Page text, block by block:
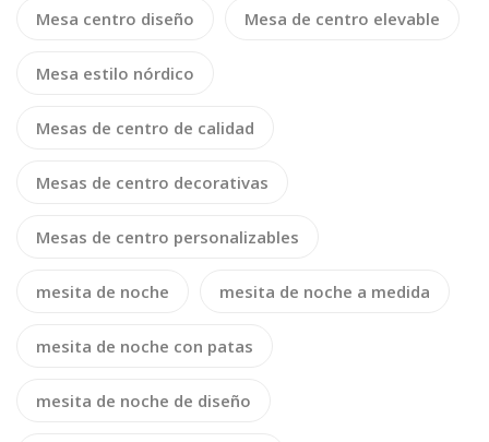
Mesa centro diseño Mesa de centro elevable
Mesa estilo nórdico
Mesas de centro de calidad
Mesas de centro decorativas
Mesas de centro personalizables
mesita de noche mesita de noche a medida
mesita de noche con patas
mesita de noche de diseño